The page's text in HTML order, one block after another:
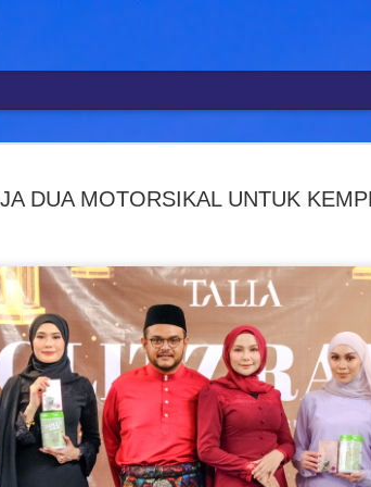
DUA MOTORSIKAL UNTUK
4
"
KUALA
kembali
terbaharu
baharu
Single
hari ini
syarikat